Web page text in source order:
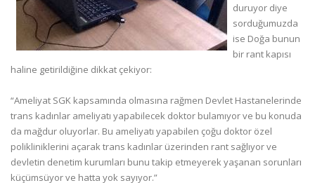
duruyor diye
sorduğumuzda
ise Doğa bunun
bir rant kapısı
haline getirildiğine dikkat çekiyor:
“Ameliyat SGK kapsamında olmasına rağmen Devlet Hastanelerinde
trans kadınlar ameliyatı yapabilecek doktor bulamıyor ve bu konuda
da mağdur oluyorlar. Bu ameliyatı yapabilen çoğu doktor özel
polikliniklerini açarak trans kadınlar üzerinden rant sağlıyor ve
devletin denetim kurumları bunu takip etmeyerek yaşanan sorunları
küçümsüyor ve hatta yok sayıyor.”